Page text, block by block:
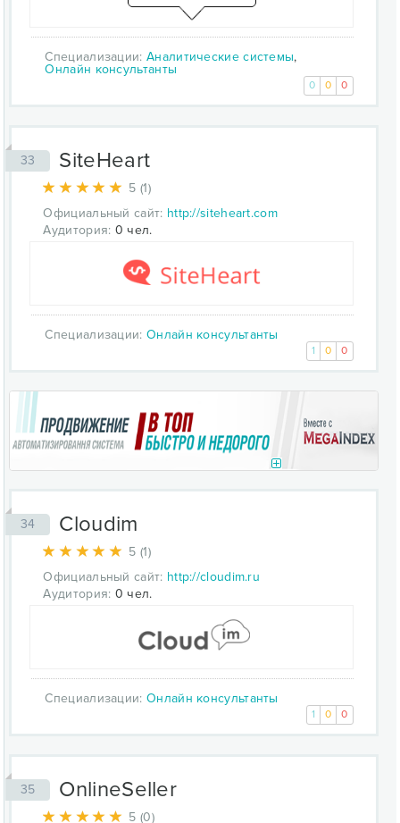
Специализации: Аналитические системы,
Онлайн консультанты
0 0 0
33 SiteHeart
5 (1)
Официальный сайт: http://siteheart.com
Аудитория: 0 чел.
Специализации: Онлайн консультанты
1 0 0
34 Сloudim
5 (1)
Официальный сайт: http://cloudim.ru
Аудитория: 0 чел.
Специализации: Онлайн консультанты
1 0 0
35 OnlineSeller
5 (0)